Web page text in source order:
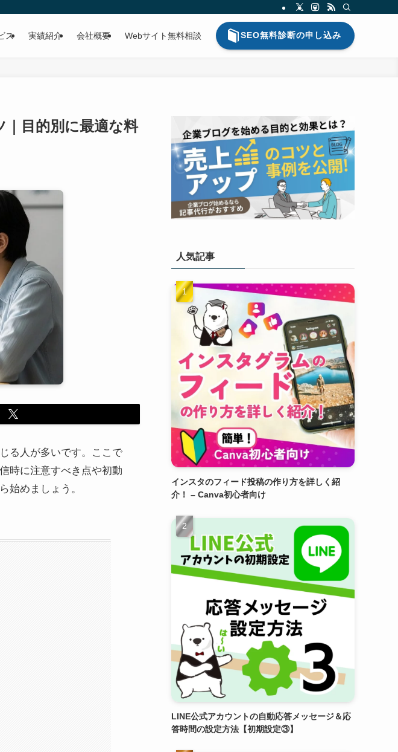
ス 実績紹介 会社概要 Webサイト無料相談 SEO無料診断の申し込み
目的別に最適な料
る人が多いです。ここで
時に注意すべき点や初動
始めましょう。
人気記事
インスタのフィード投稿の作り方を詳しく紹
介！ – Canva初心者向け
LINE公式アカウントの自動応答メッセージ＆応
答時間の設定方法【初期設定③】